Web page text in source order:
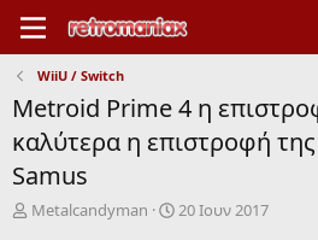
WiiU / Switch
Metroid Prime 4 η
καλύτερα η επιστροφή
Samus
Έ
Metalcandyman
Η
20 Ιουν 2017